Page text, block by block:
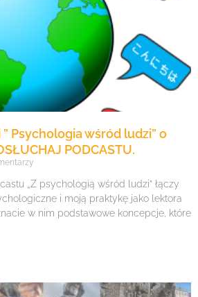
Psychologia wśród ludzi” o
PODCASTU.
„Z psychologią wśród ludzi” łączy
i moją praktykę jako lektora
w nim podstawowe koncepcje, które